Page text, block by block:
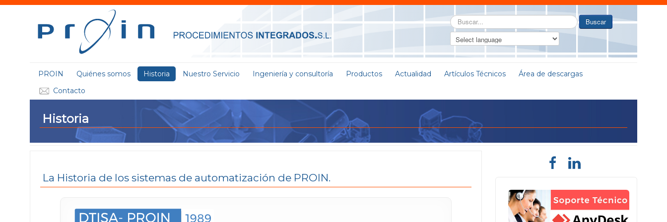
Buscar... Buscar
PROIN Quiénes somos Historia Nuestro Servicio Ingeniería y consultoría Productos Actualidad Artículos Técnicos
Área de descargas
Contacto
Historia
La Historia de los sistemas de automatización de PROIN.